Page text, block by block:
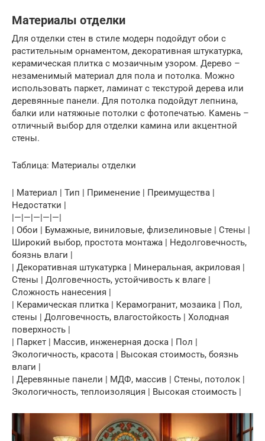
Материалы отделки
Для отделки стен в стиле модерн подойдут обои с
растительным орнаментом, декоративная штукатурка,
керамическая плитка с мозаичным узором. Дерево –
незаменимый материал для пола и потолка. Можно
использовать паркет, ламинат с текстурой дерева или
деревянные панели. Для потолка подойдут лепнина,
балки или натяжные потолки с фотопечатью. Камень –
отличный выбор для отделки камина или акцентной
стены.
Таблица: Материалы отделки
| Материал | Тип | Применение | Преимущества |
Недостатки |
|—|—|—|—|—|
| Обои | Бумажные, виниловые, флизелиновые | Стены |
Широкий выбор, простота монтажа | Недолговечность,
боязнь влаги |
| Декоративная штукатурка | Минеральная, акриловая |
Стены | Долговечность, устойчивость к влаге |
Сложность нанесения |
| Керамическая плитка | Керамогранит, мозаика | Пол,
стены | Долговечность, влагостойкость | Холодная
поверхность |
| Паркет | Массив, инженерная доска | Пол |
Экологичность, красота | Высокая стоимость, боязнь
влаги |
| Деревянные панели | МДФ, массив | Стены, потолок |
Экологичность, теплоизоляция | Высокая стоимость |